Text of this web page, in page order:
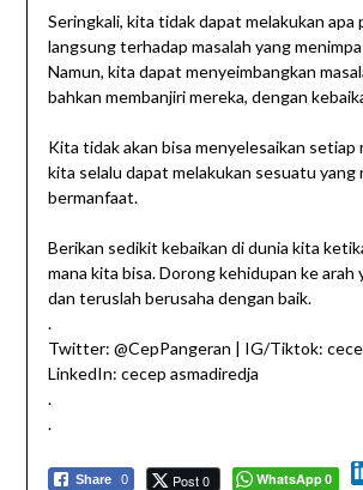
Seringkali, kita tidak dapat melakukan apa
langsung terhadap masalah yang
Namun, kita dapat menyeimbangkan
bahkan membanjiri mereka, dengan
Kita tidak akan bisa menyelesaikan setiap
kita selalu dapat melakukan sesuatu yang
bermanfaat.
Berikan sedikit kebaikan di dunia kita
mana kita bisa. Dorong kehidupan ke arah
dan teruslah berusaha dengan baik.
.
Twitter: @CepPangeran | IG/Tiktok:
LinkedIn: cecep asmadiredja
.
.
Share 0 Post 0 WhatsApp 0